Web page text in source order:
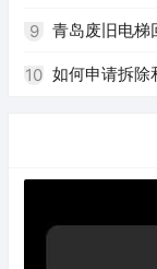
9 青岛废旧电梯
10 如何申请拆除